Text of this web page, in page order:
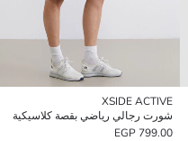
XSIDE ACTIVE
شورت رجالي رياضي بقصة كلاسيكية
799.00 EGP